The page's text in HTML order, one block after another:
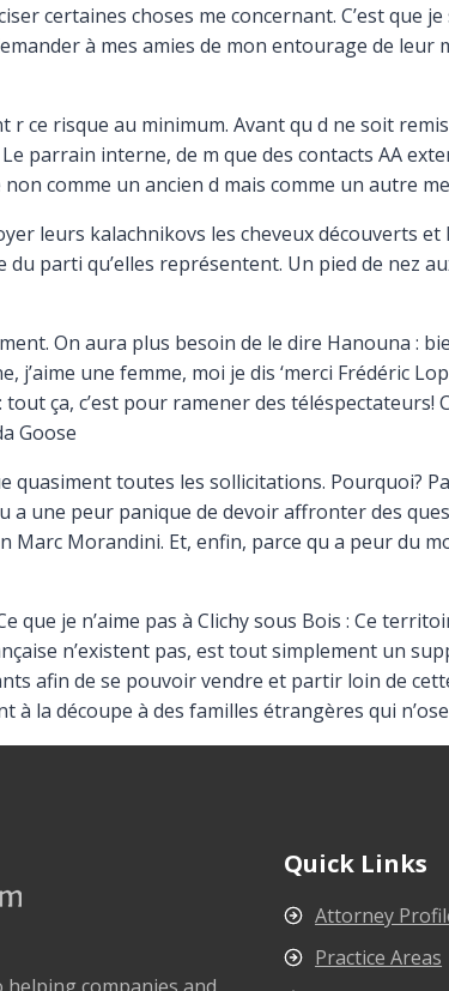
certaines choses me concernant. C’est que
à mes amies de mon entourage de leur
r ce risque au minimum. Avant qu d ne soit
parrain interne, de m que des contacts AA
comme un ancien d mais comme un autre
leurs kalachnikovs les cheveux découverts
parti qu’elles représentent. Un pied de nez
On aura plus besoin de le dire Hanouna :
j’aime une femme, moi je dis ‘merci Frédéric
ça, c’est pour ramener des
Goose
quasiment toutes les sollicitations. Pourquoi?
a une peur panique de devoir affronter des
Marc Morandini. Et, enfin, parce qu a peur du
que je n’aime pas à Clichy sous Bois : Ce
n’existent pas, est tout simplement un
afin de se pouvoir vendre et partir loin de
à la découpe à des familles étrangères qui
Quick Links
Attorney
Practice Areas